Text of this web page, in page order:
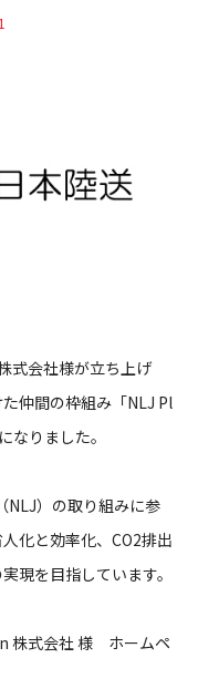
式会社様が立ち上げ
仲間の枠組み「NLJ Pl
なりました。
）の取り組みに参
化と効率化、CO2排出
現を目指しています。
株式会社 様 ホームペ